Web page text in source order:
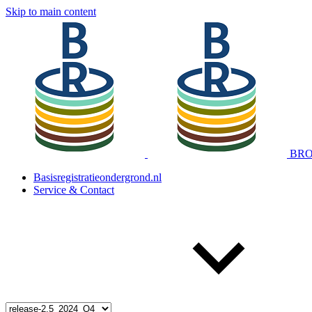
Skip to main content
Basisregistratieondergrond.nl
Service & Contact